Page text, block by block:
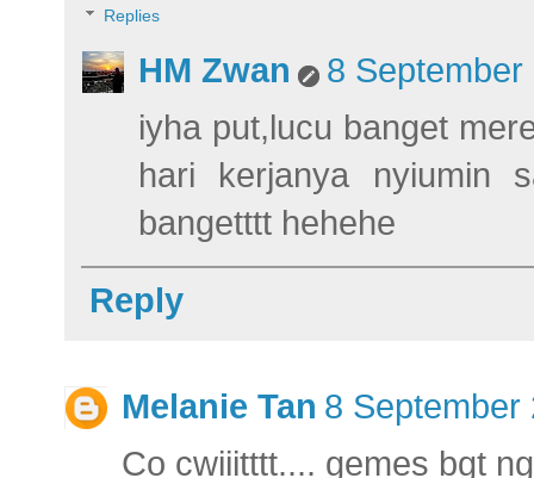
Replies
HM Zwan
8
iyha put,lucu banget
hari kerjanya nyiumin
bangetttt hehehe
Reply
Melanie Tan 8 September
Co cwiiitttt.... gemes bgt